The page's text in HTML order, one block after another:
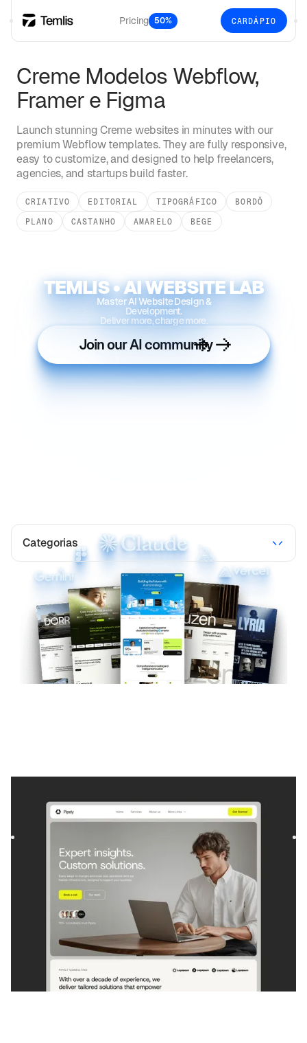
Pricing 50% CARDÁPIO
Creme Modelos Webflow,
Framer e Figma
Launch stunningCremewebsites in minutes with our
premium Webflow templates. They are fully responsive,
easy to customize, and designed to help freelancers,
agencies, and startups build faster.
CRIATIVO EDITORIAL TIPOGRÁFICO
BORDÔ
PLANO
CASTANHO AMARELO BEGE
TEMLIS • AI WEBSITE LAB
Master AI Website Design &
Development.
Deliver more, charge more.
Join our AI community
Categorias
Pipely is a template for Consulting and Coaching and
Software and SaaS. It offers flexible layouts and scalable
compo...